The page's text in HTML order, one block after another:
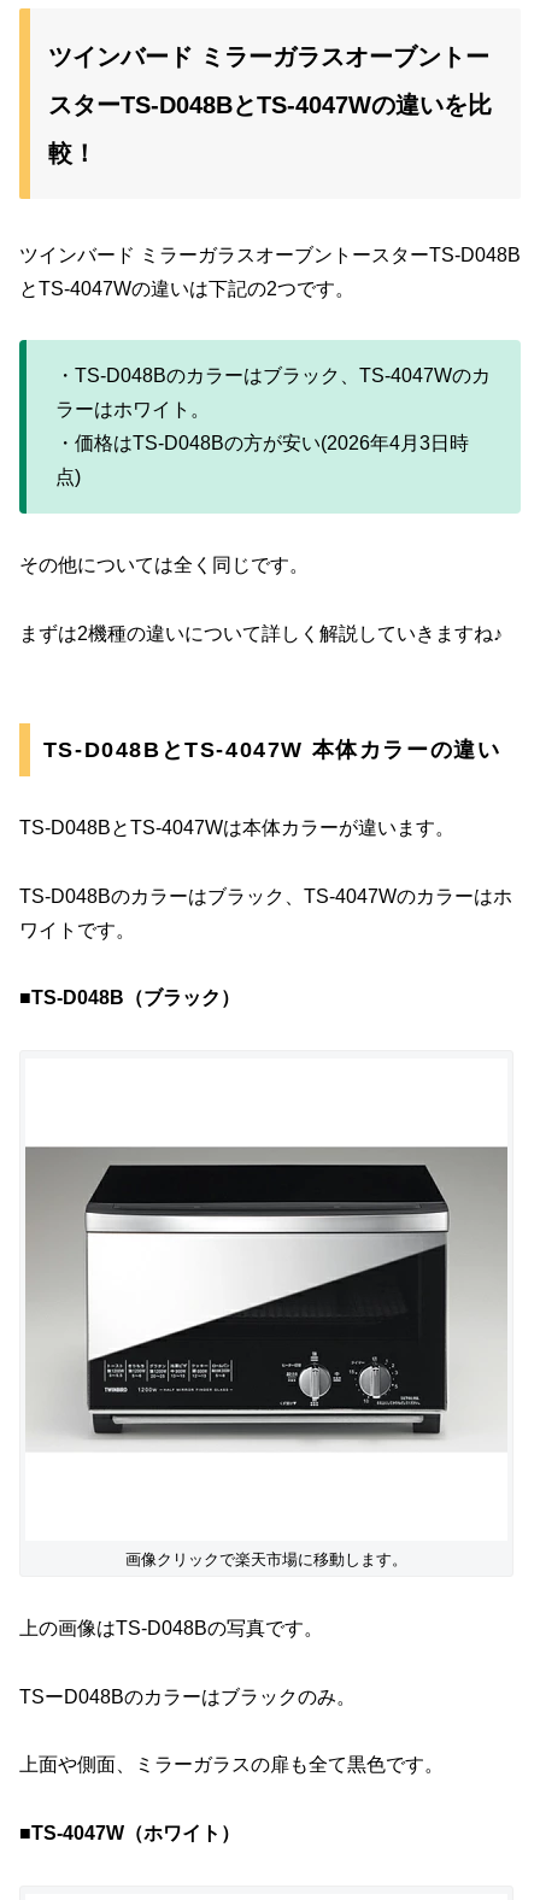
ツインバード ミラーガラスオーブントー
スターTS-D048BとTS-4047Wの違いを比
較！
ツインバード ミラーガラスオーブントースターTS-D048B
とTS-4047Wの違いは下記の2つです。
・TS-D048Bのカラーはブラック、TS-4047Wのカ
ラーはホワイト。
・価格はTS-D048Bの方が安い(2026年4月3日時
点)
その他については全く同じです。
まずは2機種の違いについて詳しく解説していきますね♪
TS-D048BとTS-4047W 本体カラーの違い
TS-D048BとTS-4047Wは本体カラーが違います。
TS-D048Bのカラーはブラック、TS-4047Wのカラーはホ
ワイトです。
■TS-D048B（ブラック）
画像クリックで楽天市場に移動します。
上の画像はTS-D048Bの写真です。
TSーD048Bのカラーはブラックのみ。
上面や側面、ミラーガラスの扉も全て黒色です。
■TS-4047W（ホワイト）